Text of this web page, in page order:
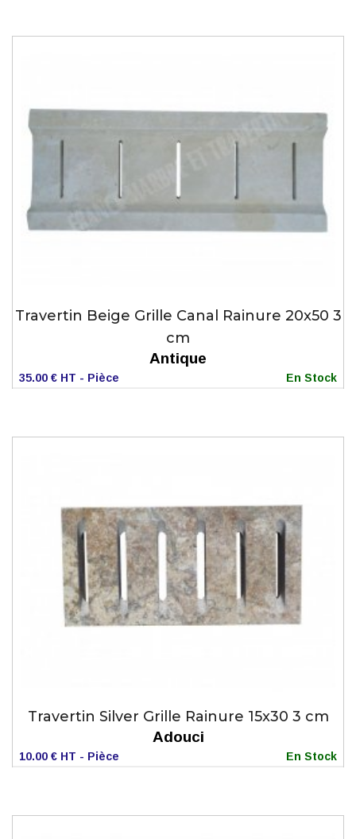
Travertin Beige Grille Canal Rainure 20x50 3
cm
Antique
35.00 € HT - Pièce En Stock
Travertin Silver Grille Rainure 15x30 3 cm
Adouci
10.00 € HT - Pièce En Stock